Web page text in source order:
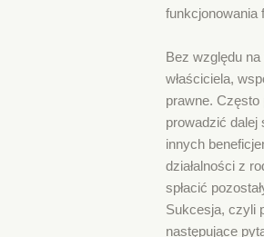
funkcjonowania
Bez względu
właściciela,
prawne.
prowadzić dalej
innych
działalności z
spłacić
Sukcesja, czyli
następujące